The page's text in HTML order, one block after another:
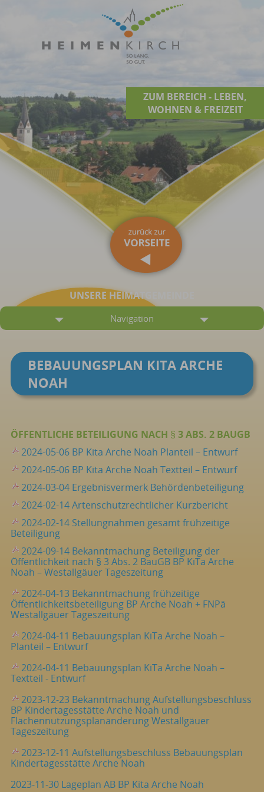
ZUM BEREICH - LEBEN,
WOHNEN & FREIZEIT
UNSERE HEIMATGEMEINDE
Navigation
BEBAUUNGSPLAN KITA ARCHE
NOAH
ÖFFENTLICHE BETEILIGUNG NACH § 3 ABS. 2 BAUGB
2024-05-06 BP Kita Arche Noah Planteil – Entwurf
2024-05-06 BP Kita Arche Noah Textteil – Entwurf
2024-03-04 Ergebnisvermerk Behördenbeteiligung
2024-02-14 Artenschutzrechtlicher Kurzbericht
2024-02-14 Stellungnahmen gesamt frühzeitige
Beteiligung
2024-09-14 Bekanntmachung Beteiligung der
Öffentlichkeit nach § 3 Abs. 2 BauGB BP KiTa Arche
Noah – Westallgäuer Tageszeitung
2024-04-13 Bekanntmachung frühzeitige
Öffentlichkeitsbeteiligung BP Arche Noah + FNPä
Westallgäuer Tageszeitung
2024-04-11 Bebauungsplan KiTa Arche Noah –
Planteil – Entwurf
2024-04-11 Bebauungsplan KiTa Arche Noah –
Textteil - Entwurf
2023-12-23 Bekanntmachung Aufstellungsbeschluss
BP Kindertagesstätte Arche Noah und
Flächennutzungsplanänderung Westallgäuer
Tageszeitung
2023-12-11 Aufstellungsbeschluss Bebauungsplan
Kindertagesstätte Arche Noah
2023-11-30 Lageplan AB BP Kita Arche Noah